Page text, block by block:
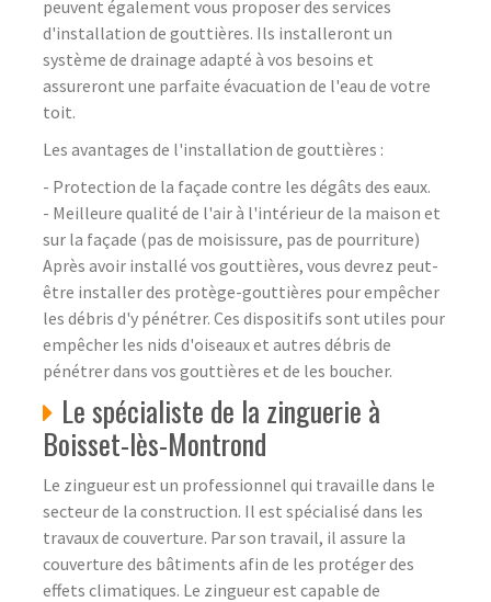
peuvent également vous proposer des services
d'installation de gouttières. Ils installeront un
système de drainage adapté à vos besoins et
assureront une parfaite évacuation de l'eau de votre
toit.
Les avantages de l'installation de gouttières :
- Protection de la façade contre les dégâts des eaux.
- Meilleure qualité de l'air à l'intérieur de la maison et
sur la façade (pas de moisissure, pas de pourriture)
Après avoir installé vos gouttières, vous devrez peut-
être installer des protège-gouttières pour empêcher
les débris d'y pénétrer. Ces dispositifs sont utiles pour
empêcher les nids d'oiseaux et autres débris de
pénétrer dans vos gouttières et de les boucher.
Le spécialiste de la zinguerie à
Boisset-lès-Montrond
Le zingueur est un professionnel qui travaille dans le
secteur de la construction. Il est spécialisé dans les
travaux de couverture. Par son travail, il assure la
couverture des bâtiments afin de les protéger des
effets climatiques. Le zingueur est capable de